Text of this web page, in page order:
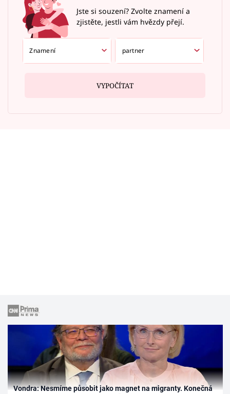
Jste si souzení? Zvolte znamení a
zjistěte, jestli vám hvězdy přejí.
VYPOČÍTAT
Vondra: Nesmíme působit jako magnet na migranty. Konečná